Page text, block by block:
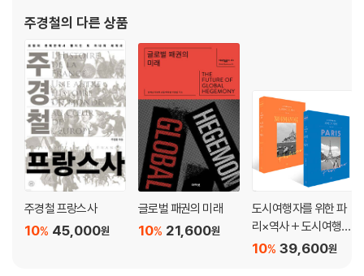
의 문명사》, 《그해, 역사가 바뀌다》, 《주경철의 유럽인 이
주경철의 다른 상품
주경철 프랑스사
45,000원
10%
글로벌 패권의 미래
21,600원
10%
도시여행자를 위한 파
리×역사 + 도시여행자
를 위한 노르망디X역사
39,600원
10%